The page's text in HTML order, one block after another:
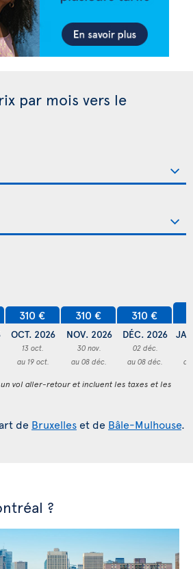
par mois vers le
310 €
OCT. 2026
13 oct.
au 19 oct.
310 €
NOV. 2026
30 nov.
au 08 déc.
310 €
DÉC. 2026
02 déc.
au 08 déc.
vol aller-retour et incluent les taxes et les
de Bruxelles et de Bâle-Mulhouse.
?